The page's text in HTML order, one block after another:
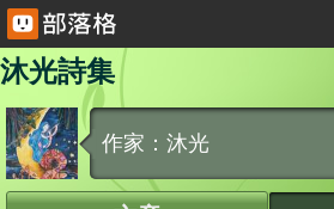
沐光詩集
作家：沐光